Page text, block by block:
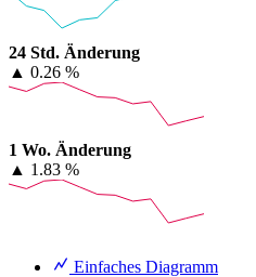
24 Std. Änderung
▲ 0.26 %
1 Wo. Änderung
▲ 1.83 %
Einfaches Diagramm